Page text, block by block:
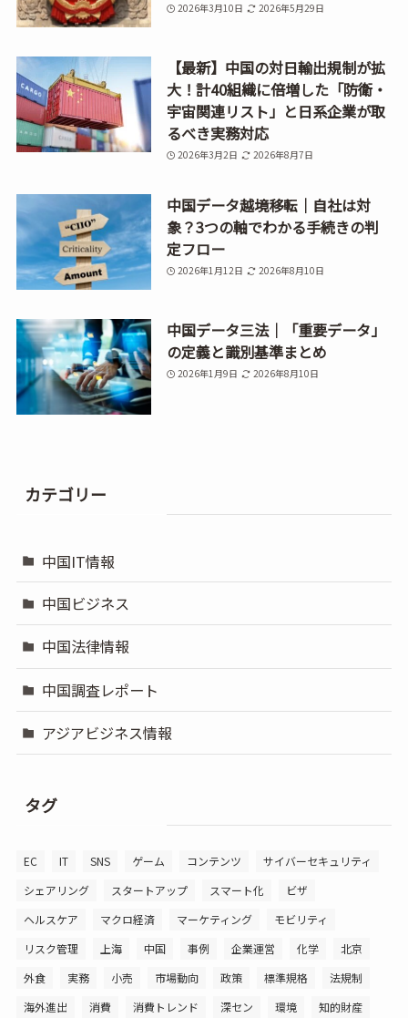
2026年3月10日 2026年5月29日
【最新】中国の対日輸出規制が拡
大！計40組織に倍増した「防衛・
宇宙関連リスト」と日系企業が取
るべき実務対応
2026年3月2日 2026年8月7日
中国データ越境移転｜自社は対
象？3つの軸でわかる手続きの判
定フロー
2026年1月12日 2026年8月10日
中国データ三法｜「重要データ」
の定義と識別基準まとめ
2026年1月9日 2026年8月10日
カテゴリー
中国IT情報
中国ビジネス
中国法律情報
中国調査レポート
アジアビジネス情報
タグ
EC IT SNS ゲーム コンテンツ
サイバーセキュリティ
シェアリング
スタートアップ スマート化
ビザ
ヘルスケア
マクロ経済 マーケティング
モビリティ
リスク管理
上海 中国 事例 企業運営 化学
北京
外食
実務 小売 市場動向 政策 標準規格
法規制
海外進出
消費 消費トレンド 深セン 環境
知的財産